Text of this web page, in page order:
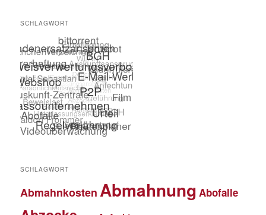
SCHLAGWORT
SCHLAGWORT
Abmahnkosten Abmahnung Abofalle